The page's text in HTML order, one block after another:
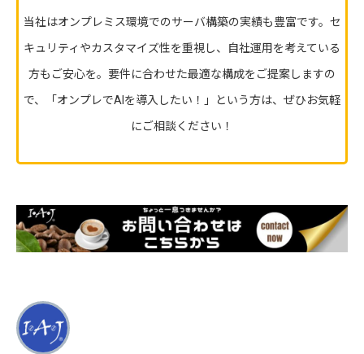
当社はオンプレミス環境でのサーバ構築の実績も豊富です。セ
キュリティやカスタマイズ性を重視し、自社運用を考えている
方もご安心を。要件に合わせた最適な構成をご提案しますの
で、「オンプレでAIを導入したい！」という方は、ぜひお気軽
にご相談ください！